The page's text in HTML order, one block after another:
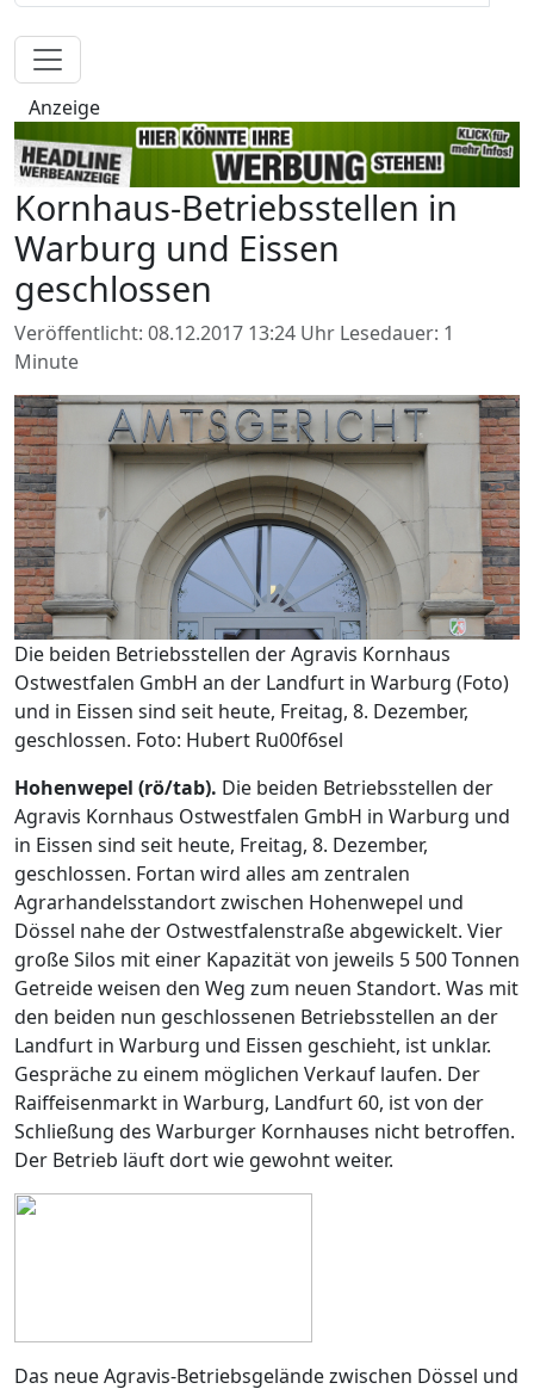
Anzeige
Kornhaus-Betriebsstellen in
Warburg und Eissen
geschlossen
Veröffentlicht: 08.12.2017 13:24 Uhr Lesedauer: 1
Minute
Die beiden Betriebsstellen der Agravis Kornhaus
Ostwestfalen GmbH an der Landfurt in Warburg (Foto)
und in Eissen sind seit heute, Freitag, 8. Dezember,
geschlossen. Foto: Hubert Ru00f6sel
Hohenwepel (rö/tab). Die beiden Betriebsstellen der
Agravis Kornhaus Ostwestfalen GmbH in Warburg und
in Eissen sind seit heute, Freitag, 8. Dezember,
geschlossen. Fortan wird alles am zentralen
Agrarhandelsstandort zwischen Hohenwepel und
Dössel nahe der Ostwestfalenstraße abgewickelt. Vier
große Silos mit einer Kapazität von jeweils 5 500 Tonnen
Getreide weisen den Weg zum neuen Standort. Was mit
den beiden nun geschlossenen Betriebsstellen an der
Landfurt in Warburg und Eissen geschieht, ist unklar.
Gespräche zu einem möglichen Verkauf laufen. Der
Raiffeisenmarkt in Warburg, Landfurt 60, ist von der
Schließung des Warburger Kornhauses nicht betroffen.
Der Betrieb läuft dort wie gewohnt weiter.
Das neue Agravis-Betriebsgelände zwischen Dössel und